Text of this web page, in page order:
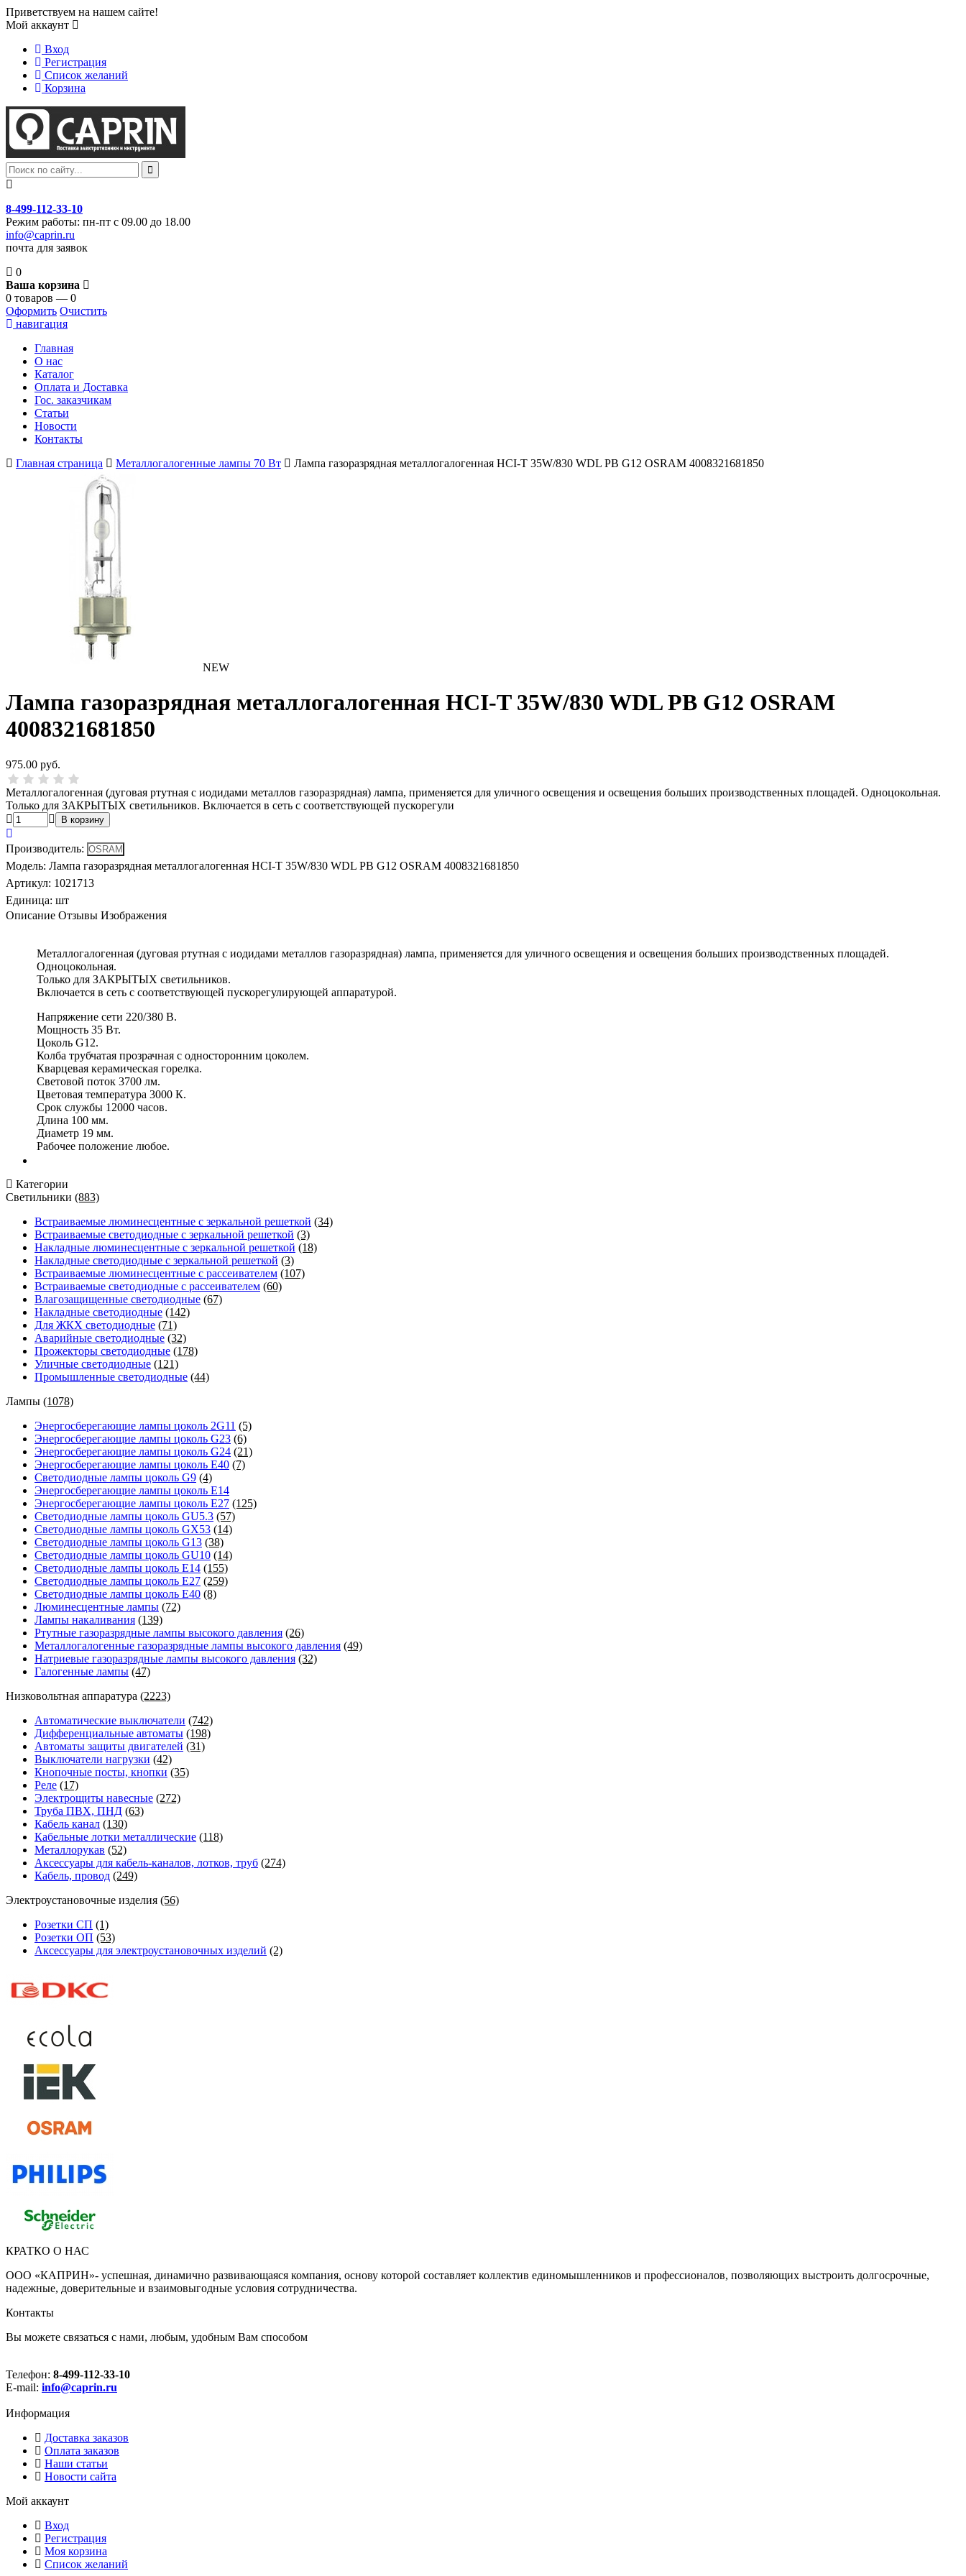
Приветствуем на нашем сайте!
Мой аккаунт
Вход
Регистрация
Список желаний
Корзина
8-499-112-33-10
Режим работы: пн-пт с 09.00 до 18.00
info@caprin.ru
почта для заявок
0
Ваша корзина
0 товаров — 0
Оформить Очистить
навигация
Главная
О нас
Каталог
Оплата и Доставка
Гос. заказчикам
Статьи
Новости
Контакты
Главная страница
Металлогалогенные лампы 70 Вт Лампа газоразрядная металлогалогенная HCI-T 35W/830 WDL PB G12 OSRAM 4008321681850
NEW
Лампа газоразрядная металлогалогенная HCI-T 35W/830 WDL PB G12 OSRAM
4008321681850
975.00 руб.
Металлогалогенная (дуговая ртутная с иодидами металлов газоразрядная) лампа, применяется для уличного освещения и освещения больших производственных площадей. Одноцокольная.
Только для ЗАКРЫТЫХ светильников. Включается в сеть с соответствующей пускорегули
Производитель:
Модель: Лампа газоразрядная металлогалогенная HCI-T 35W/830 WDL PB G12 OSRAM 4008321681850
Артикул: 1021713
Единица: шт
Описание Отзывы Изображения
Металлогалогенная (дуговая ртутная с иодидами металлов газоразрядная) лампа, применяется для уличного освещения и освещения больших производственных площадей.
Одноцокольная.
Только для ЗАКРЫТЫХ светильников.
Включается в сеть с соответствующей пускорегулирующей аппаратурой.
Напряжение сети 220/380 В.
Мощность 35 Вт.
Цоколь G12.
Колба трубчатая прозрачная с односторонним цоколем.
Кварцевая керамическая горелка.
Световой поток 3700 лм.
Цветовая температура 3000 К.
Срок службы 12000 часов.
Длина 100 мм.
Диаметр 19 мм.
Рабочее положение любое.
Категории
Светильники (883)
Встраиваемые люминесцентные с зеркальной решеткой (34)
Встраиваемые светодиодные с зеркальной решеткой (3)
Накладные люминесцентные с зеркальной решеткой (18)
Накладные светодиодные с зеркальной решеткой (3)
Встраиваемые люминесцентные с рассеивателем (107)
Встраиваемые светодиодные с рассеивателем (60)
Влагозащищенные светодиодные (67)
Накладные светодиодные (142)
Для ЖКХ светодиодные (71)
Аварийные светодиодные (32)
Прожекторы светодиодные (178)
Уличные светодиодные (121)
Промышленные светодиодные (44)
Лампы (1078)
Энергосберегающие лампы цоколь 2G11 (5)
Энергосберегающие лампы цоколь G23 (6)
Энергосберегающие лампы цоколь G24 (21)
Энергосберегающие лампы цоколь Е40 (7)
Светодиодные лампы цоколь G9 (4)
Энергосберегающие лампы цоколь Е14
Энергосберегающие лампы цоколь Е27 (125)
Светодиодные лампы цоколь GU5.3 (57)
Светодиодные лампы цоколь GX53 (14)
Светодиодные лампы цоколь G13 (38)
Светодиодные лампы цоколь GU10 (14)
Светодиодные лампы цоколь E14 (155)
Светодиодные лампы цоколь E27 (259)
Светодиодные лампы цоколь E40 (8)
Люминесцентные лампы (72)
Лампы накаливания (139)
Ртутные газоразрядные лампы высокого давления (26)
Металлогалогенные газоразрядные лампы высокого давления (49)
Натриевые газоразрядные лампы высокого давления (32)
Галогенные лампы (47)
Низковольтная аппаратура (2223)
Автоматические выключатели (742)
Дифференциальные автоматы (198)
Автоматы защиты двигателей (31)
Выключатели нагрузки (42)
Кнопочные посты, кнопки (35)
Реле (17)
Электрощиты навесные (272)
Труба ПВХ, ПНД (63)
Кабель канал (130)
Кабельные лотки металлические (118)
Металлорукав (52)
Аксессуары для кабель-каналов, лотков, труб (274)
Кабель, провод (249)
Электроустановочные изделия (56)
Розетки СП (1)
Розетки ОП (53)
Аксессуары для электроустановочных изделий (2)
КРАТКО О НАС
ООО «КАПРИН»- успешная, динамично развивающаяся компания, основу которой составляет коллектив единомышленников и профессионалов, позволяющих выстроить долгосрочные,
надежные, доверительные и взаимовыгодные условия сотрудничества.
Контакты
Вы можете связаться с нами, любым, удобным Вам способом
Телефон: 8-499-112-33-10
E-mail: info@caprin.ru
Информация
Доставка заказов
Оплата заказов
Наши статьи
Новости сайта
Мой аккаунт
Вход
Регистрация
Моя корзина
Cписок желаний